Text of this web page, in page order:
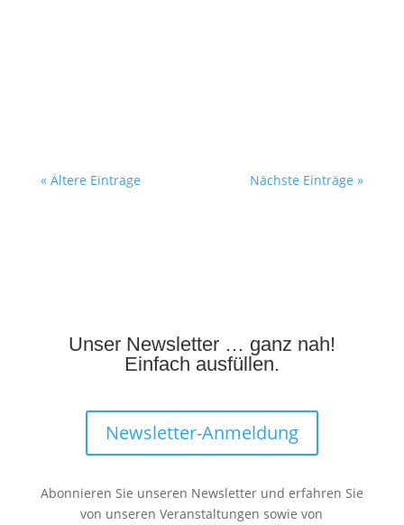
« Ältere Einträge Nächste Einträge »
Unser Newsletter … ganz nah!
Einfach ausfüllen.
Newsletter-Anmeldung
Abonnieren Sie unseren Newsletter und erfahren Sie
von unseren Veranstaltungen sowie von